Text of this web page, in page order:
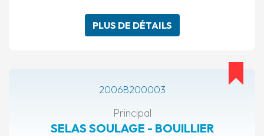
PLUS DE DÉTAILS
2006B200003
Principal
SELAS SOULAGE - BOUILLIER